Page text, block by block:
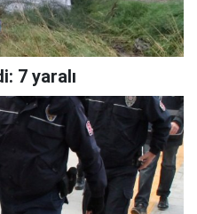
7 yaralı